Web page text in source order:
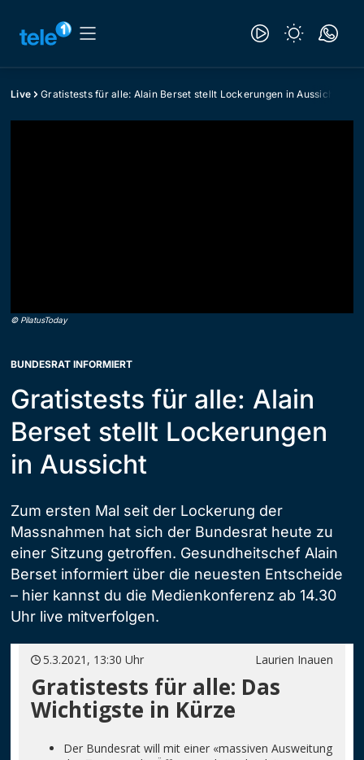
Live Gratistests für alle: Alain Berset stellt Lockerungen in Aussicht
© PilatusToday
BUNDESRAT INFORMIERT
Gratistests für alle: Alain
Berset stellt Lockerungen
in Aussicht
Zum ersten Mal seit der Lockerung der
Massnahmen hat sich der Bundesrat heute zu
einer Sitzung getroffen. Gesundheitschef Alain
Berset informiert über die neuesten Entscheide
– hier kannst du die Medienkonferenz ab 14.30
Uhr live mitverfolgen.